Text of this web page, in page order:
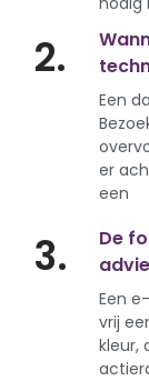
2.
Een
er
een
3.
De
Een
vrij
kleur,